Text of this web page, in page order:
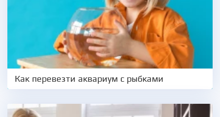
Как перевезти аквариум с рыбками